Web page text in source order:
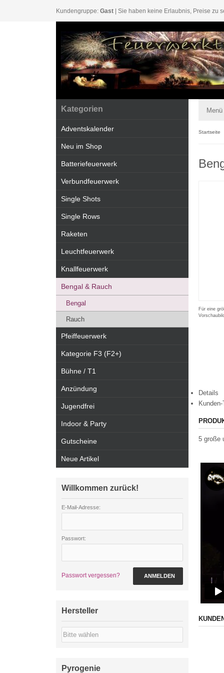
Kundengruppe: Gast | Sie haben keine Erlaubnis, Preise zu
Menü
Startseite
Für eine
Vorschaubild
Details
5 große
Kategorien
Adventskalender
Neu im Shop
Batteriefeuerwerk
Verbundfeuerwerk
Single Shots
Single Rows
Raketen
Leuchtfeuerwerk
Knallfeuerwerk
Bengal & Rauch
Bengal
Rauch
Pfeiffeuerwerk
Kategorie F3 (F2+)
Bühne / T1
Anzündung
Jugendfrei
Indoor & Party
Gutscheine
Neue Artikel
Willkommen zurück!
E-Mail-Adresse:
Passwort:
Passwort vergessen? ANMELDEN
Hersteller
Pyrogenie